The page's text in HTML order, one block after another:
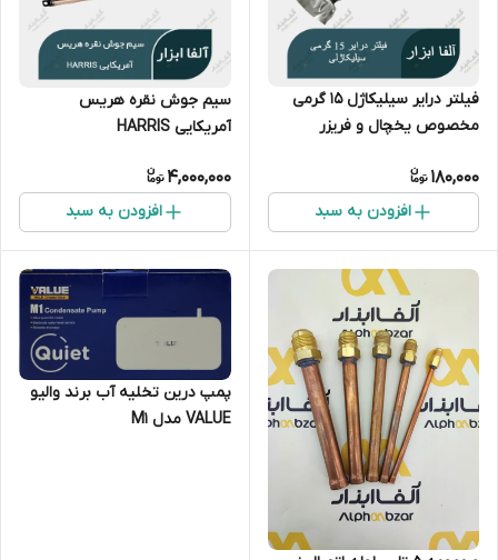
فیلتر درایر سیلیکاژل 15 گرمی
مخصوص یخچال و فریزر
180,000
افزودن به سبد
سیم جوش نقره هریس
آمریکایی HARRIS
4,000,000
افزودن به سبد
پمپ درین تخلیه آب برند والیو
VALUE مدل M1